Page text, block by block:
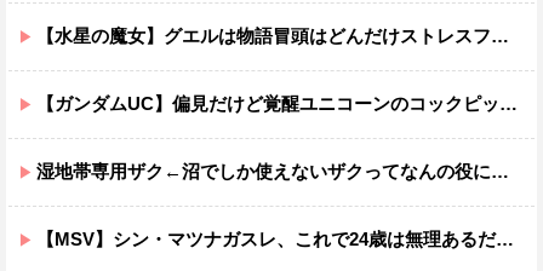
【水星の魔女】グエルは物語冒頭はどんだけストレスフルだったんだよ…ってなる
【ガンダムUC】偏見だけど覚醒ユニコーンのコックピットってエアコンの効きが強そうでいいよね
湿地帯専用ザク←沼でしか使えないザクってなんの役に立つ設定なんだ？
【MSV】シン・マツナガスレ、これで24歳は無理あるだろ…